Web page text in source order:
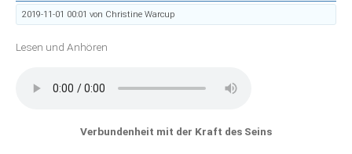
2019-11-01 00:01 von Christine Warcup
Lesen und Anhören
Verbundenheit mit der Kraft des Seins